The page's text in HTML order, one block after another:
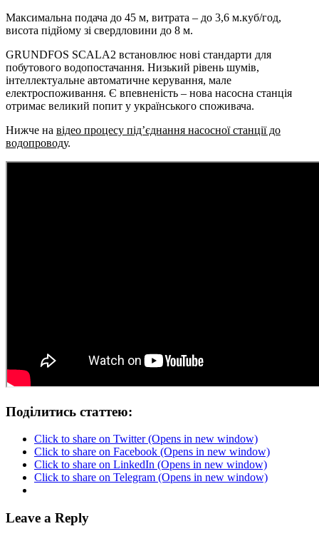
Максимальна подача до 45 м, витрата – до 3,6 м.куб/год,
висота підйому зі свердловини до 8 м.
GRUNDFOS SCALA2 встановлює нові стандарти для
побутового водопостачання. Низький рівень шумів,
інтеллектуальне автоматичне керування, мале
електроспоживання. Є впевненість – нова насосна станція
отримає великий попит у українського споживача.
Нижче на відео процесу під’єднання насосної станції до
водопроводу.
Поділитись статтею:
Click to share on Twitter (Opens in new window)
Click to share on Facebook (Opens in new window)
Click to share on LinkedIn (Opens in new window)
Click to share on Telegram (Opens in new window)
Leave a Reply